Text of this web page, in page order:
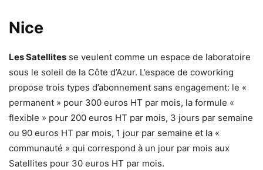
Nice
Les Satellites se veulent comme un espace de laboratoire
sous le soleil de la Côte d’Azur. L’espace de coworking
propose trois types d’abonnement sans engagement: le «
permanent » pour 300 euros HT par mois, la formule «
flexible » pour 200 euros HT par mois, 3 jours par semaine
ou 90 euros HT par mois, 1 jour par semaine et la «
communauté » qui correspond à un jour par mois aux
Satellites pour 30 euros HT par mois.